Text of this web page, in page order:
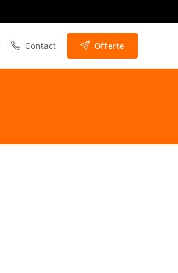
Contact Offerte